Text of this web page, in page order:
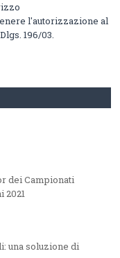
l'autorizzazione al
196/03.
dei Campionati
2021
una soluzione di